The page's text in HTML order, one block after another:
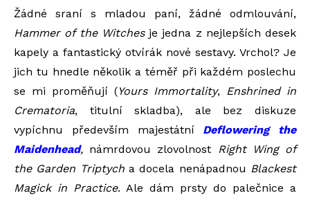
Žádné sraní s mladou paní, žádné odmlouvání,
Hammer of the Witchesje jedna z nejlepších desek
kapely a fantastický otvírák nové sestavy. Vrchol? Je
jich tu hnedle několik a téměř při každém poslechu
se mi proměňují (Yours Immortality, Enshrined in
Crematoria, titulní skladba), ale bez diskuze
vypíchnu především majestátní Deflowering the
Maidenhead, námrdovou zlovolnost Right Wing of
the Garden Triptycha docela nenápadnou Blackest
Magick in Practice. Ale dám prsty do palečnice a